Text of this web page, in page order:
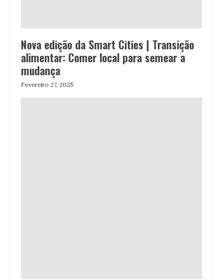
Nova edição da Smart Cities | Transição
alimentar: Comer local para semear a
mudança
Fevereiro 27, 2025